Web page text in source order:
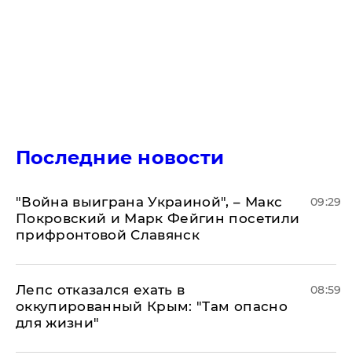
Последние новости
"Война выиграна Украиной", – Макс
Покровский и Марк Фейгин посетили
прифронтовой Славянск
09:29
Лепс отказался ехать в
оккупированный Крым: "Там опасно
для жизни"
08:59